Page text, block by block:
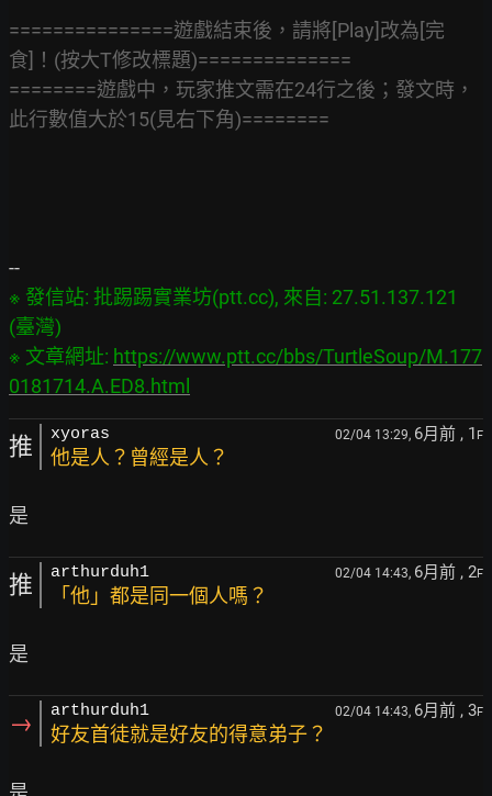
===============遊戲結束後，請將[Play]改為[完
食]！(按大T修改標題)==============
========遊戲中，玩家推文需在24行之後；發文時，
此行數值大於15(見右下角)========
※ 發信站: 批踢踢實業坊(ptt.cc), 來自: 27.51.137.121
(臺灣)
※ 文章網址: https://www.ptt.cc/bbs/TurtleSoup/M.177
0181714.A.ED8.html
推 xyoras 02/04 13:29, 6月前 , 1 F
他是人？曾經是人？
推 arthurduh1 02/04 14:43, 6月前 , 2F
「他」都是同一個人嗎？
→ arthurduh1 02/04 14:43, 6月前 , 3F
好友首徒就是好友的得意弟子？